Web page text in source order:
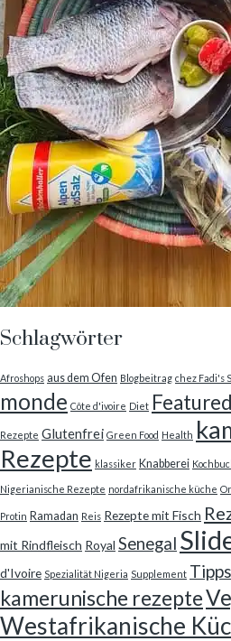
Schlagwörter
Afroshops aus dem Ofen Blogbeitrag chez Fadi's
monde Côte d'ivoire Diet Featured
Rezepte Glutenfrei Green Food Health
Rezepte klassiker Knabberei
Nigerianische Rezepte nordafrikanische küche
Protin Ramadan Reis Rezepte mit Fisch
mit Rindfleisch Royal Senegal
d'Ivoire Spezialität Nigeria Supplement
kamerunische rezepte
Westafrikanische